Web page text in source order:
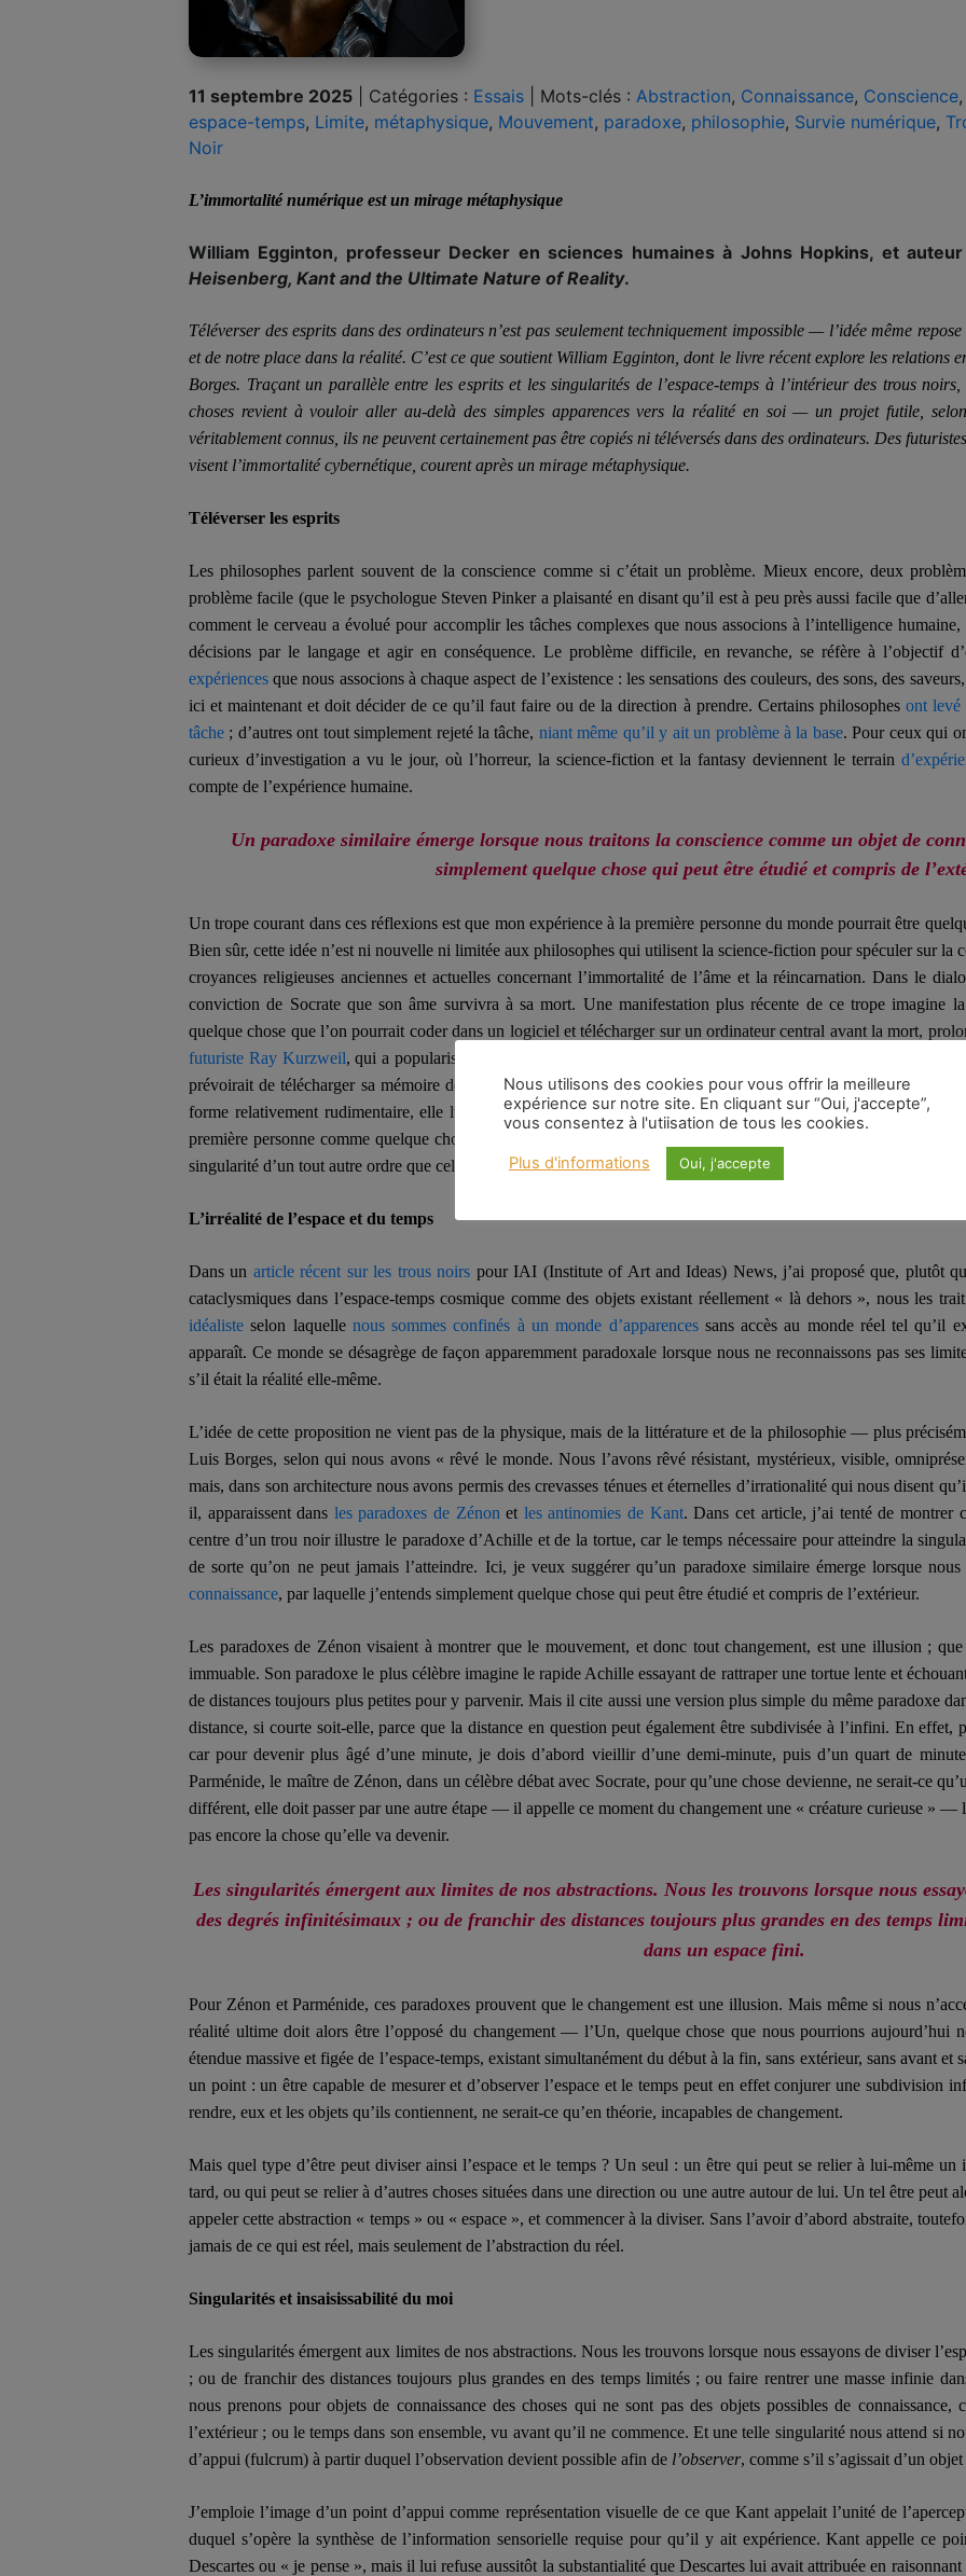
11 septembre 2025 Catégories : Essais Mots-clés : Abstraction, Connaissance, Conscience,
espace-temps, Limite, métaphysique, Mouvement, paradoxe, philosophie, Survie numérique,
Noir
L’immortalité numérique est un mirage métaphysique
William Egginton, professeur Decker en sciences humaines à Johns Hopkins, et
Heisenberg, Kant and the Ultimate Nature of Reality.
Téléverser des esprits dans des ordinateurs n’est pas seulement techniquement impossible — l’idée même
et de notre place dans la réalité. C’est ce que soutient William Egginton, dont le livre récent explore les relations
Borges. Traçant un parallèle entre les esprits et les singularités de l’espace-temps à l’intérieur des trous
choses revient à vouloir aller au-delà des simples apparences vers la réalité en soi — un projet futile,
véritablement connus, ils ne peuvent certainement pas être copiés ni téléversés dans des ordinateurs. Des
visent l’immortalité cybernétique, courent après un mirage métaphysique.
Téléverser les esprits
Les philosophes parlent souvent de la conscience comme si c’était un problème. Mieux encore, deux
problème facile (que le psychologue Steven Pinker a plaisanté en disant qu’il est à peu près aussi facile que
comment le cerveau a évolué pour accomplir les tâches complexes que nous associons à l’intelligence
décisions par le langage et agir en conséquence. Le problème difficile, en revanche, se réfère à l’objectif
expériences que nous associons à chaque aspect de l’existence : les sensations des couleurs, des sons, des
ici et maintenant et doit décider de ce qu’il faut faire ou de la direction à prendre. Certains philosophes ont levé
tâche ; d’autres ont tout simplement rejeté la tâche, niant même qu’il y ait un problème à la base. Pour ceux qui
curieux d’investigation a vu le jour, où l’horreur, la science-fiction et la fantasy deviennent le terrain
compte de l’expérience humaine.
Un paradoxe similaire émerge lorsque nous traitons la conscience comme un objet de
simplement quelque chose qui peut être étudié et compris de
Un trope courant dans ces réflexions est que mon expérience à la première personne du monde pourrait être
Bien sûr, cette idée n’est ni nouvelle ni limitée aux philosophes qui utilisent la science-fiction pour spéculer sur la
croyances religieuses anciennes et actuelles concernant l’immortalité de l’âme et la réincarnation. Dans le
conviction de Socrate que son âme survivra à sa mort. Une manifestation plus récente de ce trope imagine
quelque chose que l’on pourrait coder dans un logiciel et télécharger sur un ordinateur central avant la mort,
futuriste Ray Kurzweil, qui a popularisé l’usage du mot « singularité » pour désigner le moment toujours plus
prévoirait de télécharger sa mémoire dès qu’une telle interface deviendra possible. Il a déjà créé une version
forme relativement rudimentaire, elle lui permet de vivre une sorte de relation avec lui par-delà la tombe.
première personne comme quelque chose que nous pourrions un jour expliquer pleinement, reproduire,
singularité d’un tout autre ordre que celle sur laquelle compte Kurzweil.
L’irréalité de l’espace et du temps
Dans un article récent sur les trous noirs pour IAI (Institute of Art and Ideas) News, j’ai proposé que, plutôt
cataclysmiques dans l’espace-temps cosmique comme des objets existant réellement « là dehors », nous les
idéaliste selon laquelle nous sommes confinés à un monde d’apparencessans accès au monde réel tel qu’il
apparaît. Ce monde se désagrège de façon apparemment paradoxale lorsque nous ne reconnaissons pas ses
s’il était la réalité elle-même.
L’idée de cette proposition ne vient pas de la physique, mais de la littérature et de la philosophie — plus
Luis Borges, selon qui nous avons « rêvé le monde. Nous l’avons rêvérésistant, mystérieux, visible,
mais, dans son architecture nous avons permisdes crevasses ténues et éternelles d’irrationalité qui nous disent
il, apparaissent dans les paradoxes de Zénon et les antinomies de Kant. Dans cet article, j’ai tenté de montrer
centre d’un trou noir illustre le paradoxe d’Achille et de la tortue, car le temps nécessaire pour atteindre la
de sorte qu’on ne peut jamais l’atteindre. Ici, je veux suggérer qu’un paradoxe similaire émerge lorsque
connaissance, par laquelle j’entends simplement quelque chose qui peut être étudié et compris de l’extérieur.
Les paradoxes de Zénon visaient à montrer que le mouvement, et donc tout changement, est une illusion ;
immuable. Son paradoxe le plus célèbre imagine le rapide Achille essayant de rattraper une tortue lente et
de distances toujours plus petites pour y parvenir. Mais il cite aussi une version plus simple du même paradoxe
distance, si courte soit-elle, parce que la distance en question peut également être subdivisée à l’infini. En
car pour devenir plus âgé d’une minute, je dois d’abord vieillir d’une demi-minute, puis d’un quart de
Parménide, le maître de Zénon, dans un célèbre débat avec Socrate, pour qu’une chose devienne, ne serait-ce
différent, elle doit passer par une autre étape — il appelle ce moment du changement une « créature curieuse » —
pas encore la chose qu’elle va devenir.
Les singularités émergent aux limites de nos abstractions. Nous les trouvons lorsque nous
des degrés infinitésimaux ; ou de franchir des distances toujours plus grandes en des temps
dans un espace fini.
Pour Zénon et Parménide, ces paradoxes prouvent que le changement est une illusion. Mais même si nous
réalité ultime doit alors être l’opposé du changement — l’Un, quelque chose que nous pourrions aujourd’hui
étendue massive et figée de l’espace-temps, existant simultanément du début à la fin, sans extérieur, sans avant
un point : un être capable de mesurer et d’observer l’espace et le temps peut en effet conjurer une subdivision
rendre, eux et les objets qu’ils contiennent, ne serait-ce qu’en théorie, incapables de changement.
Mais quel type d’être peut diviser ainsi l’espace et le temps ? Un seul : un être qui peut se relier à lui-même
tard, ou qui peut se relier à d’autres choses situées dans une direction ou une autre autour de lui. Un tel être peut
appeler cette abstraction « temps » ou « espace », et commencer à la diviser. Sans l’avoir d’abord abstraite,
jamais de ce qui est réel, mais seulement de l’abstraction du réel.
Singularités et insaisissabilité du moi
Les singularités émergent aux limites de nos abstractions. Nous les trouvons lorsque nous essayons de diviser
; ou de franchir des distances toujours plus grandes en des temps limités ; oufaire rentrerune masse infinie
nous prenons pour objets de connaissance des choses qui ne sont pas des objets possibles de connaissance,
l’extérieur ; ou le temps dans son ensemble, vu avant qu’il ne commence. Et une telle singularité nous attend si
d’appui (fulcrum) à partir duquel l’observation devient possible afin de l’observer, comme s’il s’agissait d’un
J’emploie l’image d’un point d’appui comme représentation visuelle de ce que Kant appelait l’unité de
duquel s’opère la synthèse de l’information sensorielle requise pour qu’il y ait expérience. Kant appelle ce
Descartes ou « je pense », mais il lui refuse aussitôt la substantialité que Descartes lui avait attribuée en
Nous utilisons des cookies pour vous offrir la meilleure
expérience sur notre site. En cliquant sur “Oui, j'accepte”,
vous consentez à l'utiisation de tous les cookies.
Plus d'informations Oui, j'accepte